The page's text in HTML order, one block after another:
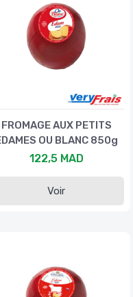
FROMAGE AUX PETITS
OU BLANC 850g
122,5 MAD
Voir